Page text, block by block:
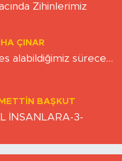
Zihinlerimiz
ÇINAR
alabildiğimiz sürece…
BAŞKUT
İNSANLARA-3-